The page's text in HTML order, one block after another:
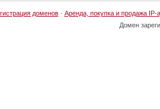
доменов· Аренда, покупка и продажа IP-
Домен